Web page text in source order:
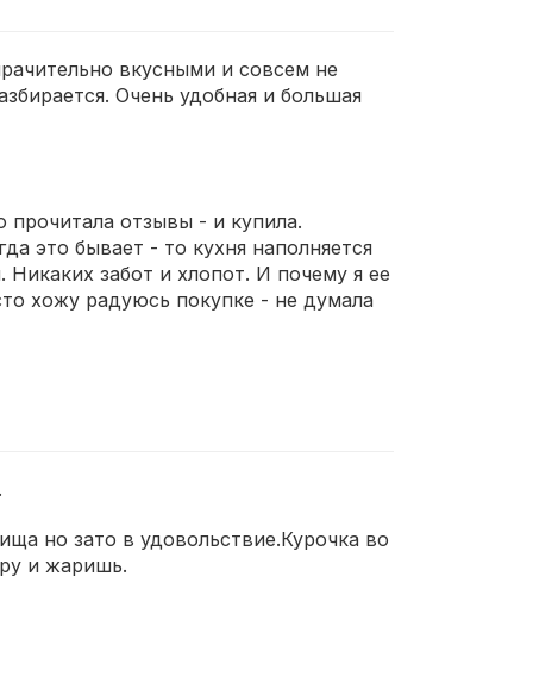
вкусными и совсем не
Очень удобная и большая
прочитала отзывы - и купила.
это бывает - то кухня наполняется
Никаких забот и хлопот. И почему я ее
хожу радуюсь покупке - не думала
но зато в удовольствие.Курочка во
и жаришь.